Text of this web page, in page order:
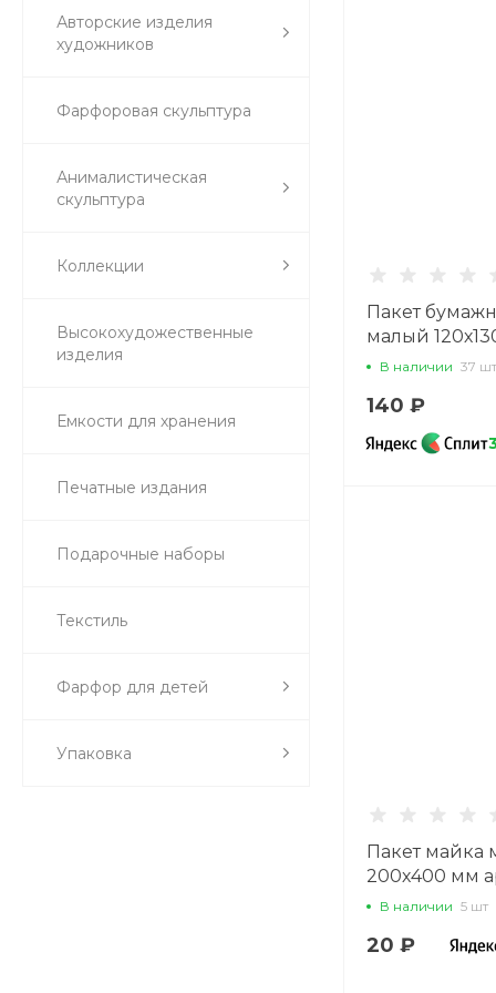
Авторские изделия
художников
Фарфоровая скульптура
Анималистическая
скульптура
Коллекции
Высокохудожественные
изделия
Емкости для хранения
Печатные издания
Подарочные наборы
Текстиль
Фарфор для детей
Упаковка
Пакет
малый
арт.В наличии 37 шт
140 ₽
Пакет майка
200х400 мм
14.20016.01
В наличии 5 шт
20 ₽